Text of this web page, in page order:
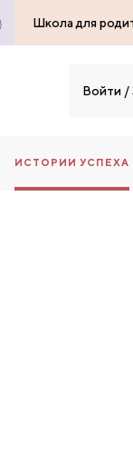
Школа для
Войти /
ИСТОРИИ УСПЕХА